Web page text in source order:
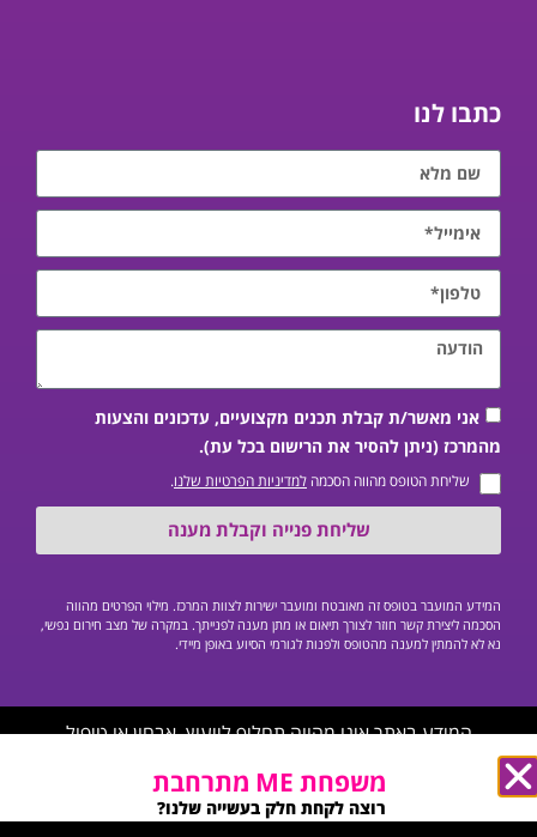
כתבו לנו
אני מאשר/ת קבלת תכנים מקצועיים, עדכונים והצעות
מהמרכז (ניתן להסיר את הרישום בכל עת).
שליחת הטופס מהווה הסכמה למדיניות הפרטיות שלנו.
שליחת פנייה וקבלת מענה
המידע המועבר בטופס זה מאובטח ומועבר ישירות לצוות המרכז. מילוי הפרטים מהווה
הסכמה ליצירת קשר חוזר לצורך תיאום או מתן מענה לפנייתך. במקרה של מצב חירום נפשי,
נא לא להמתין למענה מהטופס ולפנות לגורמי הסיוע באופן מיידי.
המידע באתר אינו מהווה תחליף לייעוץ, אבחון או טיפול
פסיכיאטרי/פסיכולוגי פרטני על ידי איש מקצוע מוסמך, ואינו יכול
לשמש כחוות דעת רפואית.
משפחת ME מתרחבת
רוצה לקחת חלק בעשייה שלנו?